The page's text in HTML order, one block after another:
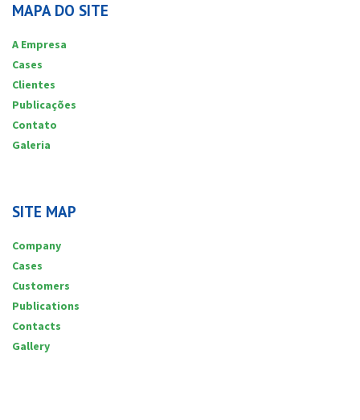
MAPA DO SITE
A Empresa
Cases
Clientes
Publicações
Contato
Galeria
SITE MAP
Company
Cases
Customers
Publications
Contacts
Gallery